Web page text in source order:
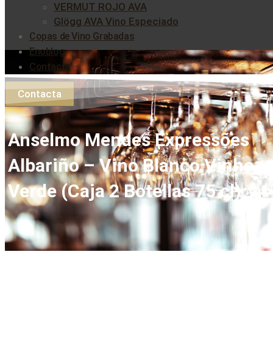
VERMUT ROJO AVA
Glögg AVA Vino Especiado
Copas de Vino Grabadas
Enoblog
Contacta
Contacta
Anselmo Mendes Expressões
Albariño – Vino Blanco Vinho
Verde (Caja 2 Botellas 75 cl)